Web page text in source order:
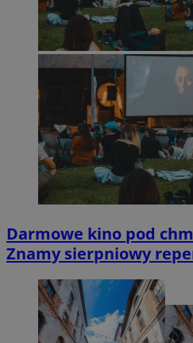
Darmowe kino pod
Znamy sierpniowy